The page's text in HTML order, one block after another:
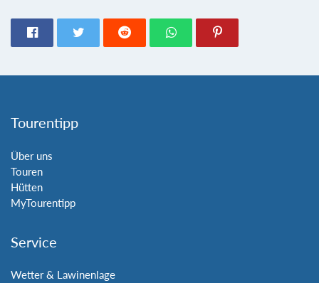
Tourentipp
Über uns
Touren
Hütten
MyTourentipp
Service
Wetter & Lawinenlage